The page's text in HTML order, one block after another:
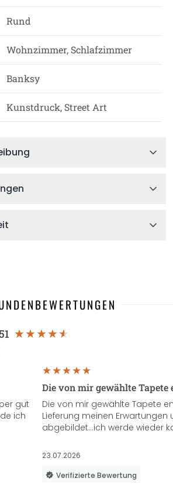
Rund
Wohnzimmer, Schlafzimmer
Banksy
Kunstdruck, Street Art
gut
ich
Die von mir gewählte
Die von mir gewählte Tapete
Lieferung meinen Erwartungen
abgebildet...ich werde wieder
23.07.2026
Verifizierte Bewertung